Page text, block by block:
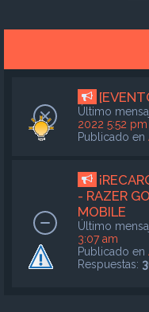
Último
2022 5:52 pm
Publicado en
- RAZER
MOBILE
Último
3:07 am
Publicado en
Respuestas: